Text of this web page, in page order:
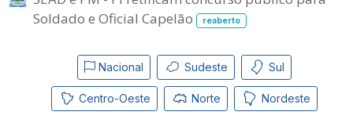
Soldado e Oficial Capelão
reaberto
Nacional Sudeste Sul
Centro-Oeste Norte Nordeste